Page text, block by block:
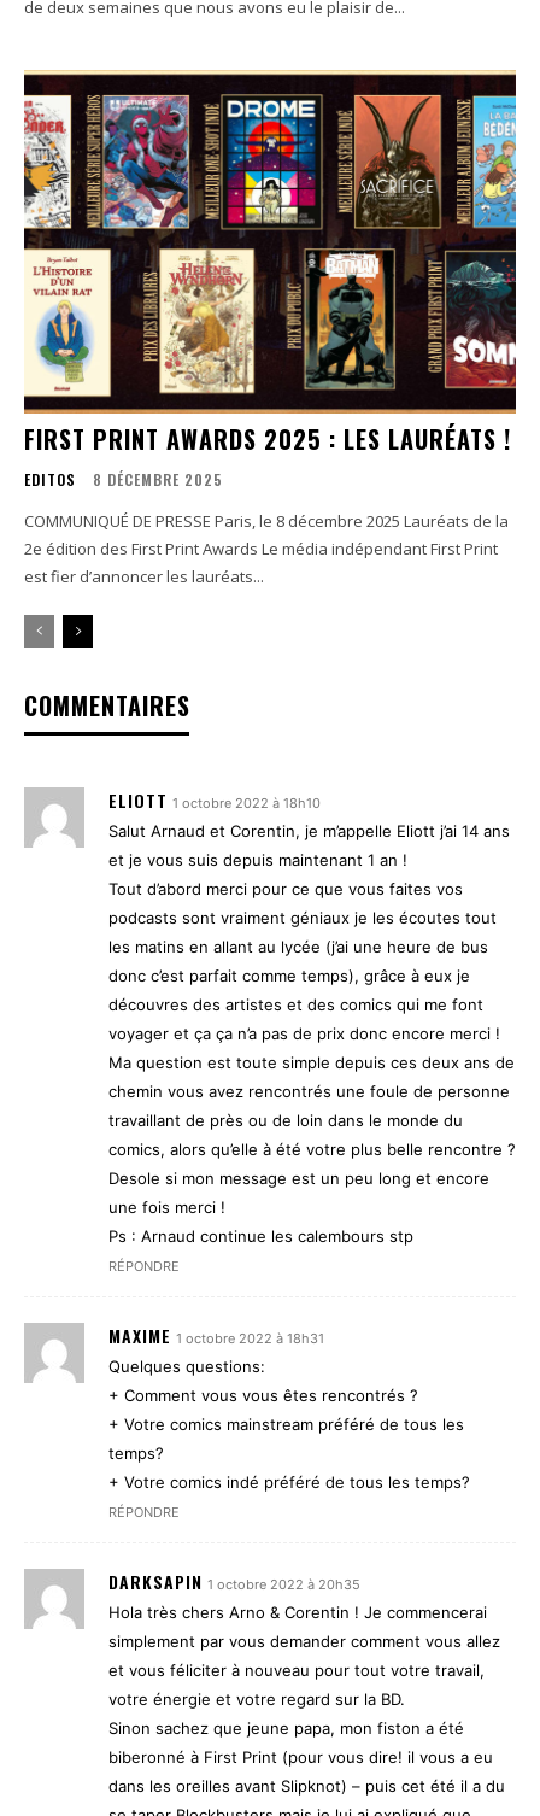
de deux semaines que nous avons eu le plaisir de...
FIRST PRINT AWARDS 2025 : LES LAURÉATS !
EDITOS 8 DÉCEMBRE 2025
COMMUNIQUÉ DE PRESSE Paris, le 8 décembre 2025 Lauréats de la
2e édition des First Print Awards Le média indépendant First Print
est fier d’annoncer les lauréats...
COMMENTAIRES
ELIOTT 1 octobre 2022 à 18h10
Salut Arnaud et Corentin, je m’appelle Eliott j’ai 14 ans
et je vous suis depuis maintenant 1 an !
Tout d’abord merci pour ce que vous faites vos
podcasts sont vraiment géniaux je les écoutes tout
les matins en allant au lycée (j’ai une heure de bus
donc c’est parfait comme temps), grâce à eux je
découvres des artistes et des comics qui me font
voyager et ça ça n’a pas de prix donc encore merci !
Ma question est toute simple depuis ces deux ans de
chemin vous avez rencontrés une foule de personne
travaillant de près ou de loin dans le monde du
comics, alors qu’elle à été votre plus belle rencontre ?
Desole si mon message est un peu long et encore
une fois merci !
Ps : Arnaud continue les calembours stp
RÉPONDRE
MAXIME 1 octobre 2022 à 18h31
Quelques questions:
+ Comment vous vous êtes rencontrés ?
+ Votre comics mainstream préféré de tous les
temps?
+ Votre comics indé préféré de tous les temps?
RÉPONDRE
DARKSAPIN 1 octobre 2022 à 20h35
Hola très chers Arno & Corentin ! Je commencerai
simplement par vous demander comment vous allez
et vous féliciter à nouveau pour tout votre travail,
votre énergie et votre regard sur la BD.
Sinon sachez que jeune papa, mon fiston a été
biberonné à First Print (pour vous dire! il vous a eu
dans les oreilles avant Slipknot) – puis cet été il a du